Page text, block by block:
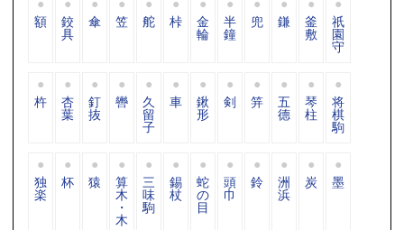
額 鉸
具
傘 笠 舵 桛 金
輪
半
鐘
兜 鎌 釜
敷
祇
園
守
杵 杏
葉
釘
抜
轡 久
留
子
車 鍬
形
剣 笄 五
德
琴
柱
将
棋
駒
独
楽
杯 猿 算
木
・
木
三
味
駒
錫
杖
蛇
の
目
頭
巾
鈴 洲
浜
炭 墨